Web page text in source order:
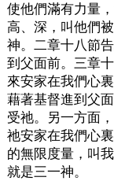
使他們滿有力量
高、深，叫他們
神。二章十八節
到父面前。三章
來安家在我們心
藉著基督進到父
受祂。另一方面
祂安家在我們心
的無限度量，叫
就是三一神。